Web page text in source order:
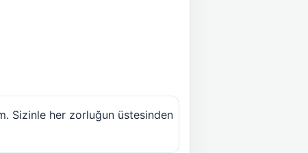
Sizinle her zorluğun üstesinden